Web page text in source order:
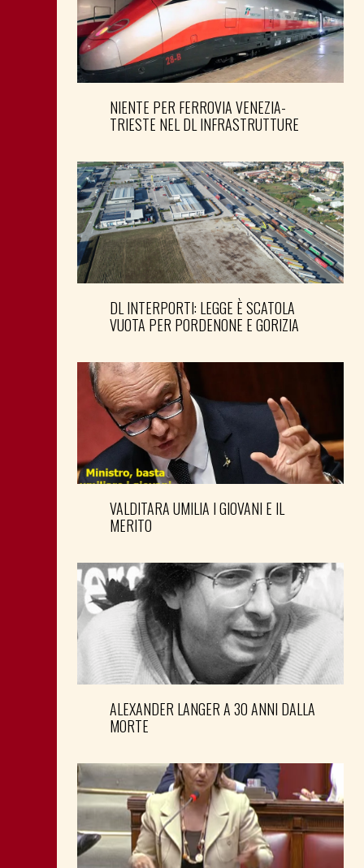
NIENTE PER FERROVIA VENEZIA-
TRIESTE NEL DL INFRASTRUTTURE
DL INTERPORTI: LEGGE È SCATOLA
VUOTA PER PORDENONE E GORIZIA
VALDITARA UMILIA I GIOVANI E IL
MERITO
ALEXANDER LANGER A 30 ANNI DALLA
MORTE